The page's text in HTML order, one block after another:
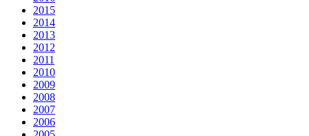
2015
2014
2013
2012
2011
2010
2009
2008
2007
2006